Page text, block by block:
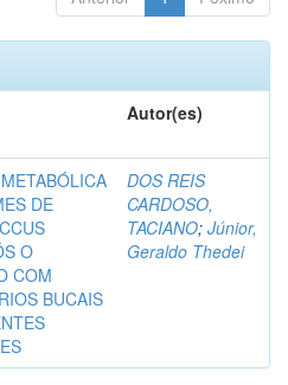
Autor(es)
DE
O
COM
BUCAIS
DOS REIS
CARDOSO,
TACIANO; Júnior,
Geraldo Thedei